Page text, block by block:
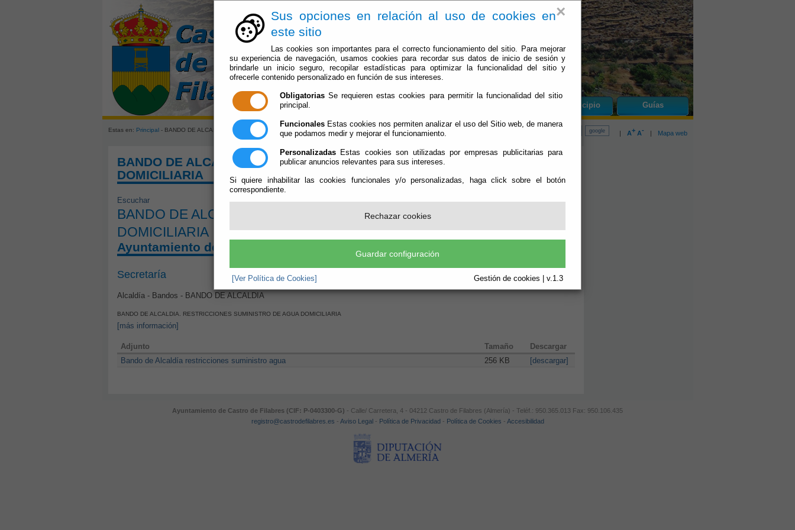
×
Sus opciones en relación al uso de cookies en
este sitio
Las cookies son importantes para el correcto funcionamiento del sitio. Para mejorar
su experiencia de navegación, usamos cookies para recordar sus datos de inicio de sesión y
brindarle un inicio seguro, recopilar estadísticas para optimizar la funcionalidad del sitio y
ofrecerle contenido personalizado en función de sus intereses.
Obligatorias Se requieren estas cookies para permitir la funcionalidad del sitio
principal.
Funcionales Estas cookies nos permiten analizar el uso del Sitio web, de manera
que podamos medir y mejorar el funcionamiento.
Personalizadas Estas cookies son utilizadas por empresas publicitarias para
publicar anuncios relevantes para sus intereses.
Si quiere inhabilitar las cookies funcionales y/o personalizadas, haga click sobre el botón
correspondiente.
Rechazar cookies
Guardar configuración
[Ver Política de Cookies] Gestión de cookies | v.1.3
El Municipio Guías
Estas en: Principal- BANDO DE ALCALDIA. RESTRICCIONES SUMINISTRO DE AGUA DOMICILIARIA | A+ A- | Mapa web
BANDO DE ALCALDIA. RESTRICCIONES SUMINISTRO DE AGUA
DOMICILIARIA
Escuchar
BANDO DE ALCALDIA. RESTRICCIONES SUMINISTRO DE AGUA
DOMICILIARIA
Ayuntamiento de Castro de Filabres
Secretaría
Alcaldía - Bandos - BANDO DE ALCALDIA
Publicado:02/04/2024
BANDO DE ALCALDIA. RESTRICCIONES SUMINISTRO DE AGUA DOMICILIARIA
[más información]
Adjunto Tamaño
Descargar
Bando de Alcaldía restricciones suministro agua
256 KB [descargar]
Ayuntamiento de Castro de Filabres (CIF: P-0403300-G) - Calle/ Carretera, 4 - 04212 Castro de Filabres (Almería) - Teléf.: 950.365.013 Fax: 950.106.435
registro@castrodefilabres.es - Aviso Legal- Política de Privacidad- Política de Cookies - Accesibilidad